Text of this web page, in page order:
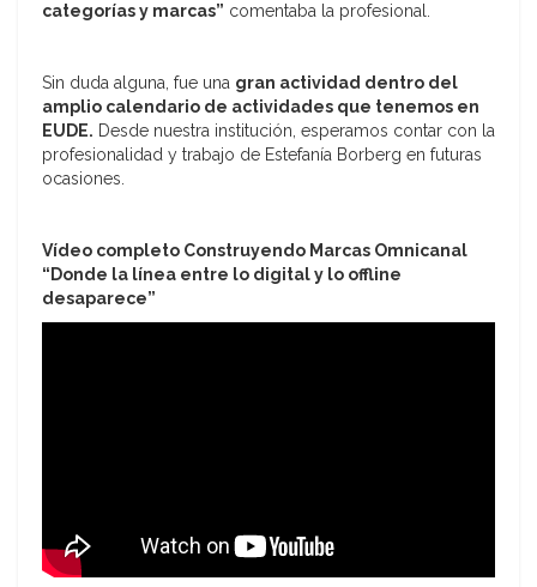
categorías y marcas” comentaba la profesional.
Sin duda alguna, fue una gran actividad dentro del
amplio calendario de actividades que tenemos en
EUDE. Desde nuestra institución, esperamos contar con la
profesionalidad y trabajo de Estefanía Borberg en futuras
ocasiones.
Vídeo completo Construyendo Marcas Omnicanal
“Donde la línea entre lo digital y lo offline
desaparece”